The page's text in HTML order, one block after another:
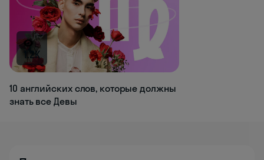
1.2K
10 английских слов, которые должны
знать все Девы